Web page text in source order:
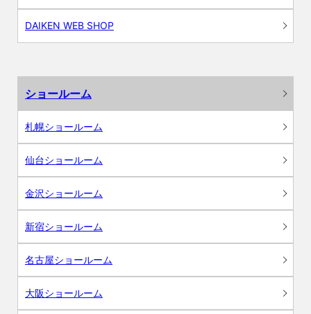
DAIKEN WEB SHOP
ショールーム
札幌ショールーム
仙台ショールーム
金沢ショールーム
新宿ショールーム
名古屋ショールーム
大阪ショールーム